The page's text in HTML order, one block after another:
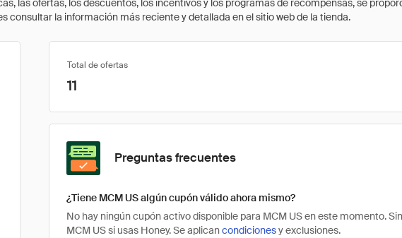
las ofertas, los descuentos, los incentivos y los programas de recompensas, se
consultar la información más reciente y detallada en el sitio web de la tienda.
Total de ofertas
11
Preguntas frecuentes
¿Tiene MCM US algún cupón válido ahora mismo?
No hay ningún cupón activo disponible para MCM US en este momento.
MCM US si usas Honey. Se aplicancondicionesy exclusiones.